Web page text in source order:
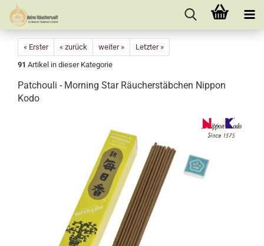
« Erster « zurück weiter »
Letzter »
91 Artikel in dieser Kategorie
Patchouli - Morning Star Räucherstäbchen Nippon
Kodo